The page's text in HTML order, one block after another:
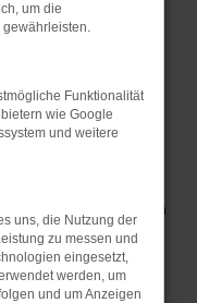
-
BOOSTER
Ladebooster in
werden durch
versorgt und
um die
gewährleisten.
Funktionalität
wie Google
und weitere
uns, die Nutzung der
zu messen und
eingesetzt,
werden, um
und um Anzeigen